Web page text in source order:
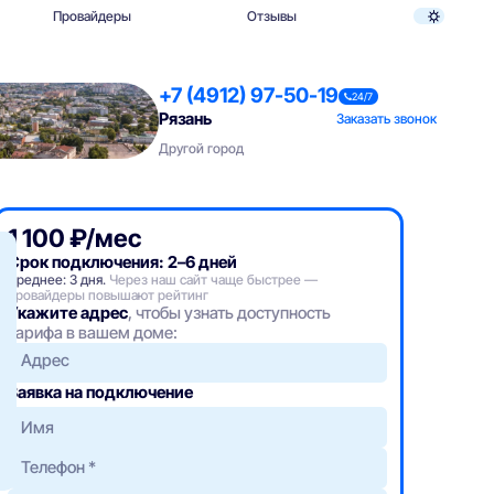
Провайдеры Отзывы
+7 (4912) 97-50-19 24/7
Рязань
Заказать звонок
Другой город
1 100 ₽/мес
Срок подключения: 2–6 дней
Среднее: 3 дня. Через наш сайт чаще быстрее —
провайдеры повышают рейтинг
Укажите адрес, чтобы узнать доступность
тарифа в вашем доме:
Адрес
Заявка на подключение